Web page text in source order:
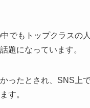
でもトップクラスの
題になっています。
ったとされ、SNS上
す。